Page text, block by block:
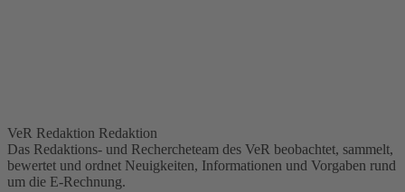
VeR Redaktion Redaktion
Das Redaktions- und Rechercheteam des VeR beobachtet, sammelt,
bewertet und ordnet Neuigkeiten, Informationen und Vorgaben rund
um die E-Rechnung.